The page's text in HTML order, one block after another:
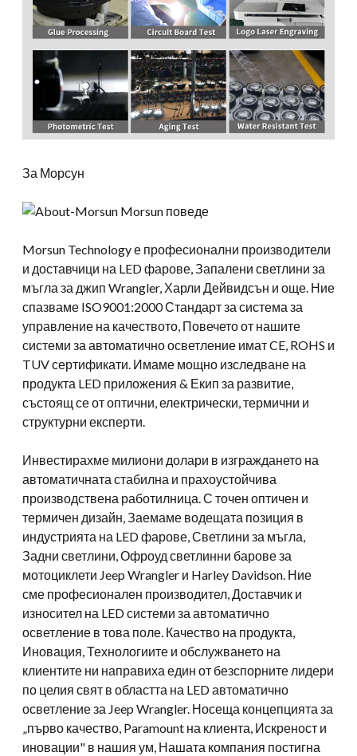
За Морсун
Morsun Technology е професионални производители
и доставчици на LED фарове, Запалени светлини за
мъгла за джип Wrangler, Харли Дейвидсън и още. Ние
спазваме ISO9001:2000 Стандарт за система за
управление на качеството, Повечето от нашите
системи за автоматично осветление имат CE, ROHS и
TUV сертификати. Имаме мощно изследване на
продукта LED приложения & Екип за развитие,
състоящ се от оптични, електрически, термични и
структурни експерти.
Инвестирахме милиони долари в изграждането на
автоматичната стабилна и прахоустойчива
производствена работилница. С точен оптичен и
термичен дизайн, Заемаме водещата позиция в
индустрията на LED фарове, Светлини за мъгла,
Задни светлини, Офроуд светлинни барове за
мотоциклети Jeep Wrangler и Harley Davidson. Ние
сме професионален производител, Доставчик и
износител на LED системи за автоматично
осветление в това поле. Качество на продукта,
Иновация, Технологиите и обслужването на
клиентите ни направиха един от безспорните лидери
по целия свят в областта на LED автоматично
осветление за Jeep Wrangler. Носеща концепцията за
„първо качество, Paramount на клиента, Искреност и
иновации" в нашия ум, Нашата компания постигна